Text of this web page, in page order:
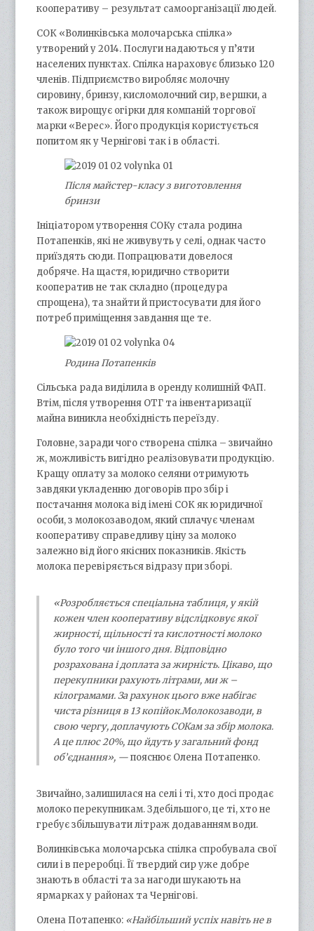
кооперативу – результат самоорганізації людей.
СОК «Волинківська молочарська спілка»
утворений у 2014. Послуги надаються у п’яти
населених пунктах. Спілка нараховує близько 120
членів. Підприємство виробляє молочну
сировину, бринзу, кисломолочний сир, вершки, а
також вирощує огірки для компаній торгової
марки «Верес». Його продукція користується
попитом як у Чернігові так і в області.
Після майстер-класу з виготовлення
бринзи
Ініціатором утворення СОКу стала родина
Потапенків, які не живувуть у селі, однак часто
приїздять сюди. Попрацювати довелося
добряче. На щастя, юридично створити
кооператив не так складно (процедура
спрощена), та знайти й пристосувати для його
потреб приміщення завдання ще те.
Родина Потапенків
Сільська рада виділила в оренду колишній ФАП.
Втім, після утворення ОТГ та інвентаризації
майна виникла необхідність переїзду.
Головне, заради чого створена спілка – звичайно
ж, можливість вигідно реалізовувати продукцію.
Кращу оплату за молоко селяни отримують
завдяки укладенню договорів про збір і
постачання молока від імені СОК як юридичної
особи, з молокозаводом, який сплачує членам
кооперативу справедливу ціну за молоко
залежно від його якісних показників. Якість
молока перевіряється відразу при зборі.
«Розробляється спеціальна таблиця, у якій
кожен член кооперативу відслідковує якої
жирності, щільності та кислотності молоко
було того чи іншого дня. Відповідно
розрахована і доплата за жирність. Цікаво, що
перекупники рахують літрами, ми ж –
кілограмами. За рахунок цього вже набігає
чиста різниця в 13 копійок.Молокозаводи, в
свою чергу, доплачують СОКам за збір молока.
А це плюс 20%, що йдуть у загальний фонд
об’єднання», —пояснює Олена Потапенко.
Звичайно, залишилася на селі і ті, хто досі продає
молоко перекупникам. Здебільшого, це ті, хто не
гребує збільшувати літраж додаванням води.
Волинківська молочарська спілка спробувала свої
сили і в переробці. Її твердий сир уже добре
знають в області та за нагоди шукають на
ярмарках у районах та Чернігові.
Олена Потапенко: «Найбільший успіх навіть не в